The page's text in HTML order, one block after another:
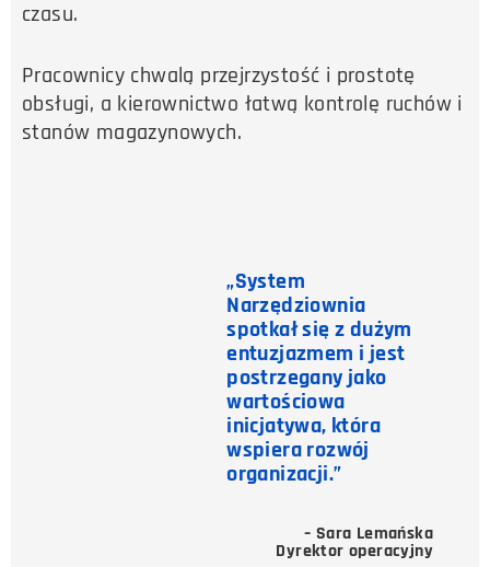
czasu.
Pracownicy chwalą przejrzystość i prostotę
obsługi, a kierownictwo łatwą kontrolę ruchów i
stanów magazynowych.
„System
Narzędziownia
spotkał się z dużym
entuzjazmem i jest
postrzegany jako
wartościowa
inicjatywa, która
wspiera rozwój
organizacji.”
– Sara Lemańska
Dyrektor operacyjny